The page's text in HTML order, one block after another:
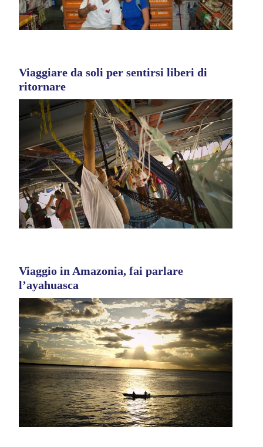
Viaggiare da soli per sentirsi liberi di
ritornare
Viaggio in Amazonia, fai parlare
l’ayahuasca